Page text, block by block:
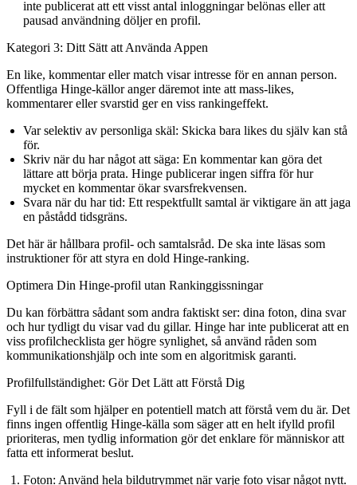
inte publicerat att ett visst antal inloggningar belönas eller att
pausad användning döljer en profil.
Kategori 3: Ditt Sätt att Använda Appen
En like, kommentar eller match visar intresse för en annan person.
Offentliga Hinge-källor anger däremot inte att mass-likes,
kommentarer eller svarstid ger en viss rankingeffekt.
Var selektiv av personliga skäl: Skicka bara likes du själv kan stå
för.
Skriv när du har något att säga: En kommentar kan göra det
lättare att börja prata. Hinge publicerar ingen siffra för hur
mycket en kommentar ökar svarsfrekvensen.
Svara när du har tid: Ett respektfullt samtal är viktigare än att jaga
en påstådd tidsgräns.
Det här är hållbara profil- och samtalsråd. De ska inte läsas som
instruktioner för att styra en dold Hinge-ranking.
Optimera Din Hinge-profil utan Rankinggissningar
Du kan förbättra sådant som andra faktiskt ser: dina foton, dina svar
och hur tydligt du visar vad du gillar. Hinge har inte publicerat att en
viss profilchecklista ger högre synlighet, så använd råden som
kommunikationshjälp och inte som en algoritmisk garanti.
Profilfullständighet: Gör Det Lätt att Förstå Dig
Fyll i de fält som hjälper en potentiell match att förstå vem du är. Det
finns ingen offentlig Hinge-källa som säger att en helt ifylld profil
prioriteras, men tydlig information gör det enklare för människor att
fatta ett informerat beslut.
Foton: Använd hela bildutrymmet när varje foto visar något nytt.